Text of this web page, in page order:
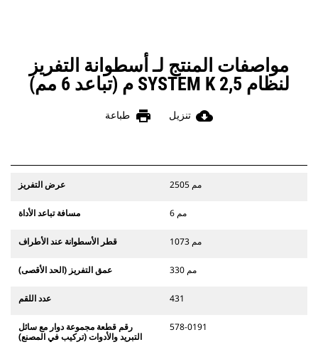
مواصفات المنتج لـ أسطوانة التفريز
لنظام SYSTEM K 2,5 م (تباعد 6 مم)
cloud_download تنزيل print طباعة
عرض التفريز 2505 مم
مسافة تباعد الأداة 6 مم
قطر الأسطوانة عند الأطراف 1073 مم
عمق التفريز (الحد الأقصى) 330 مم
عدد اللقم 431
رقم قطعة مجموعة دوار مع سائل
التبريد والأدوات (تركيب في المصنع)
578-0191